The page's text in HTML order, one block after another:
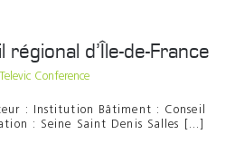
d’Île-de-France
Televic Conference
: Institution Bâtiment : Conseil
: Seine Saint Denis Salles [...]